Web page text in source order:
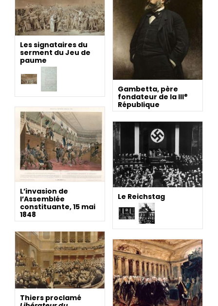
Les signataires du
serment du Jeu de
paume
Gambetta, père
fondateur de la IIIe
République
L’invasion de
l’Assemblée
constituante, 15 mai
1848
Le Reichstag
Thiers proclamé